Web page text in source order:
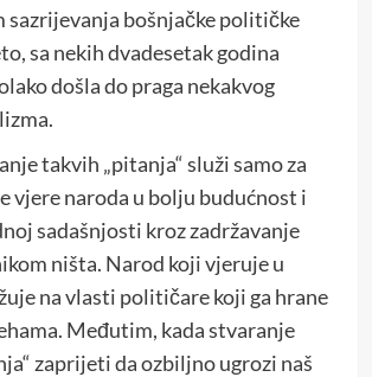
sazrijevanja bošnjačke političke
sa nekih dvadesetak godina
došla do praga nekakvog
takvih „pitanja“ služi samo za
vjere naroda u bolju budućnost i
sadašnjosti kroz zadržavanje
ništa. Narod koji vjeruje u
na vlasti političare koji ga hrane
Međutim, kada stvaranje
zaprijeti da ozbiljno ugrozi naš